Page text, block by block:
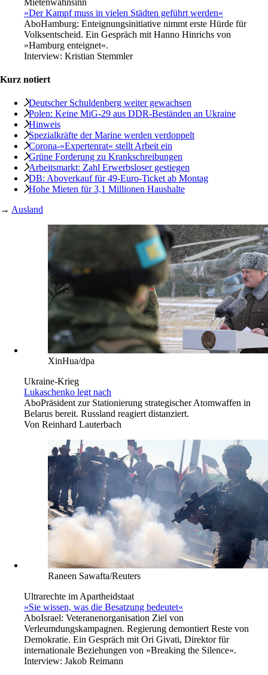
»Der Kampf muss in vielen Städten geführt werden«
AboHamburg: Enteignungsinitiative nimmt erste Hürde für
Volksentscheid. Ein Gespräch mit Hanno Hinrichs von
»Hamburg enteignet«.
Interview: Kristian Stemmler
Kurz notiert
Deutscher Schuldenberg weiter gewachsen
Polen: Keine MiG-29 aus DDR-Beständen an Ukraine
Hinweis
Spezialkräfte der Marine werden verdoppelt
Corona-»Expertenrat« stellt Arbeit ein
Grüne Forderung zu Krankschreibungen
Arbeitsmarkt: Zahl Erwerbsloser gestiegen
DB: Aboverkauf für 49-Euro-Ticket ab Montag
Hohe Mieten für 3,1 Millionen Haushalte
→ Ausland
XinHua/dpa
Ukraine-Krieg
Lukaschenko legt nach
AboPräsident zur Stationierung strategischer Atomwaffen in
Belarus bereit. Russland reagiert distanziert.
Von Reinhard Lauterbach
Raneen Sawafta/Reuters
Ultrarechte im Apartheidstaat
»Sie wissen, was die Besatzung bedeutet«
AboIsrael: Veteranenorganisation Ziel von
Verleumdungskampagnen. Regierung demontiert Reste von
Demokratie. Ein Gespräch mit Ori Givati, Direktor für
internationale Beziehungen von »Breaking the Silence«.
Interview: Jakob Reimann